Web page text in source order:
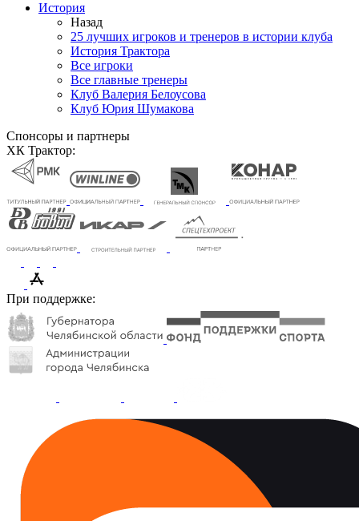
История
Назад
25 лучших игроков и тренеров в истории клуба
История Трактора
Все игроки
Все главные тренеры
Клуб Валерия Белоусова
Клуб Юрия Шумакова
Спонсоры и партнеры
ХК Трактор:
При поддержке: